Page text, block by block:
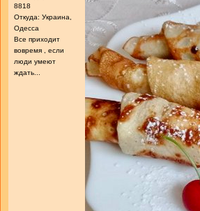
8818
Откуда: Украина,
Одесса
Все приходит
вовремя , если
люди умеют
ждать...